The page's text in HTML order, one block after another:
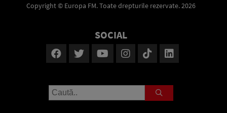
Copyright © Europa FM. Toate drepturile rezervate. 2026
SOCIAL